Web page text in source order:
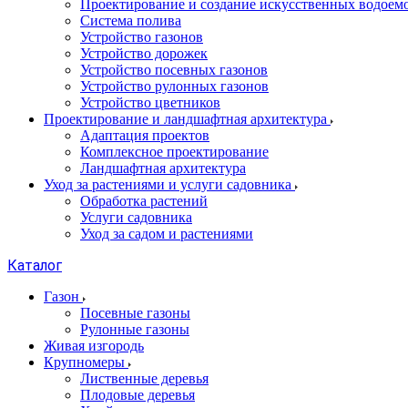
Проектирование и создание искусственных
Система полива
Устройство газонов
Устройство дорожек
Устройство посевных газонов
Устройство рулонных газонов
Устройство цветников
Проектирование и ландшафтная архитектура
Адаптация проектов
Комплексное проектирование
Ландшафтная архитектура
Уход за растениями и услуги садовника
Обработка растений
Услуги садовника
Уход за садом и растениями
Каталог
Газон
Посевные газоны
Рулонные газоны
Живая изгородь
Крупномеры
Лиственные деревья
Плодовые деревья